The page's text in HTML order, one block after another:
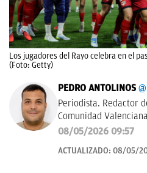
Los jugadores del Rayo celebra en el
(Foto: Getty)
PEDRO ANTOLINOS
Periodista. Redactor
Comunidad
SEO. En OKDIARIO
08/05/2026 09:57
ACTUALIZADO: 08/05/